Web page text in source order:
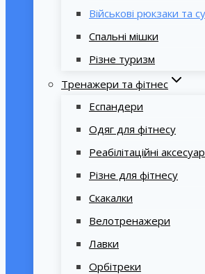
Військові рюкзаки та
Спальні мішки
Різне туризм
Тренажери та фітнес
Еспандери
Одяг для фітнесу
Реабілітаційні
Різне для фітнесу
Скакалки
Велотренажери
Лавки
Орбітреки